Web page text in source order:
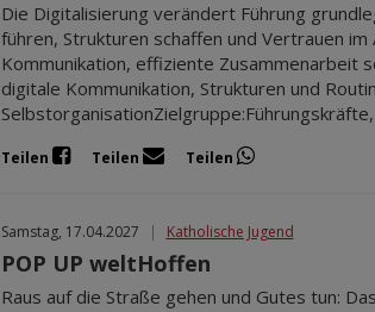
Die Digitalisierung verändert Führung
führen, Strukturen schaffen und Vertrauen
Kommunikation, effiziente Zusammenarbeit
digitale Kommunikation, Strukturen und
Teilen Teilen Teilen
Samstag, 17.04.2027 | Katholische Jugend
POP UP weltHoffen
Raus auf die Straße gehen und Gutes tun: